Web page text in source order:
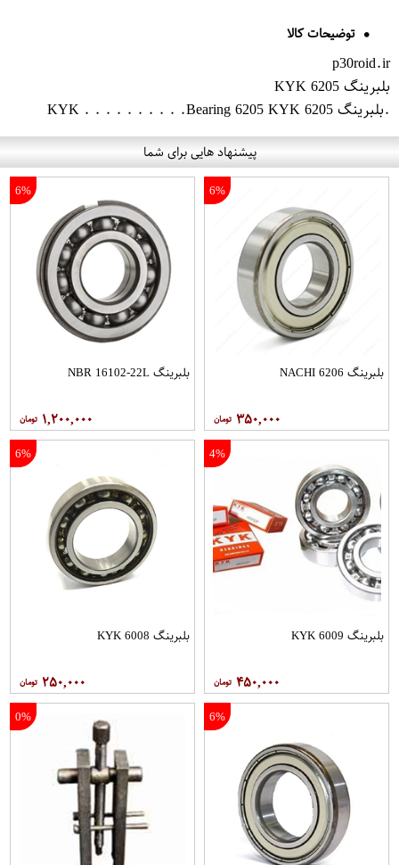
توضیحات کالا
p30roid.ir
بلبرینگ 6205 KYK
.بلبرینگ 6205 KYK . . . . . . . . . .Bearing 6205 KYK
پیشنهاد هایی برای شما
6%
بلبرینگ 6206 NACHI
۳۵۰,۰۰۰
6%
بلبرینگ NBR 16102-22L
۱,۲۰۰,۰۰۰
4%
بلبرینگ 6009 KYK
۴۵۰,۰۰۰
6%
بلبرینگ 6008 KYK
۲۵۰,۰۰۰
6%
0%